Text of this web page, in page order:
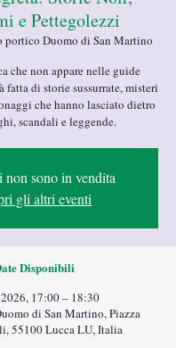
e Pettegolezzi
portico Duomo di San Martino
che non appare nelle guide
fatta di storie sussurrate, misteri
che hanno lasciato dietro
scandali e leggende.
sono in vendita
gli altri eventi
Disponibili
17:00 – 18:30
di San Martino, Piazza
55100 Lucca LU, Italia